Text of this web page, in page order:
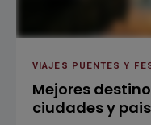
VIAJES PUENTES Y
Mejores
ciudades y